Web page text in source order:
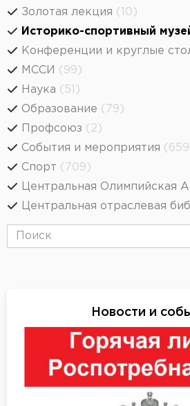
Золотая лекция (10)
Историко-спортивный
Конференции и круглые
МССИ (99)
Наука (51)
Образование (79)
Профсоюз (2)
События и мероприятия
Спорт (709)
Центральная Олимпийская
Центральная отраслевая
Новости и